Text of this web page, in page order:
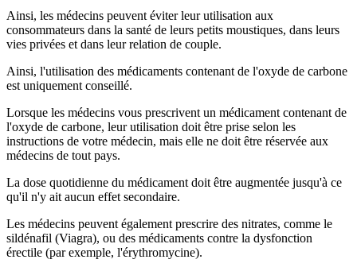
Ainsi, les médecins peuvent éviter leur utilisation aux
consommateurs dans la santé de leurs petits moustiques, dans leurs
vies privées et dans leur relation de couple.
Ainsi, l'utilisation des médicaments contenant de l'oxyde de carbone
est uniquement conseillé.
Lorsque les médecins vous prescrivent un médicament contenant de
l'oxyde de carbone, leur utilisation doit être prise selon les
instructions de votre médecin, mais elle ne doit être réservée aux
médecins de tout pays.
La dose quotidienne du médicament doit être augmentée jusqu'à ce
qu'il n'y ait aucun effet secondaire.
Les médecins peuvent également prescrire des nitrates, comme le
sildénafil (Viagra), ou des médicaments contre la dysfonction
érectile (par exemple, l'érythromycine).